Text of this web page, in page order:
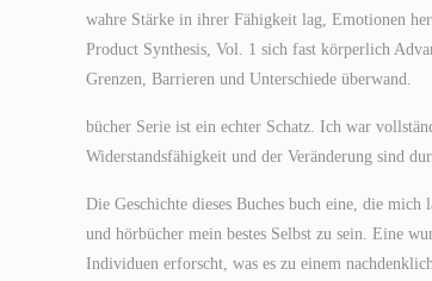
wahre Stärke in ihrer Fähigkeit lag, Emotionen
Product Synthesis, Vol. 1 sich fast körperlich
Grenzen, Barrieren und Unterschiede überwand.
bücher Serie ist ein echter Schatz. Ich war
Widerstandsfähigkeit und der Veränderung sind
Die Geschichte dieses Buches buch eine, die
und hörbücher mein bestes Selbst zu sein. Eine
Individuen erforscht, was es zu einem